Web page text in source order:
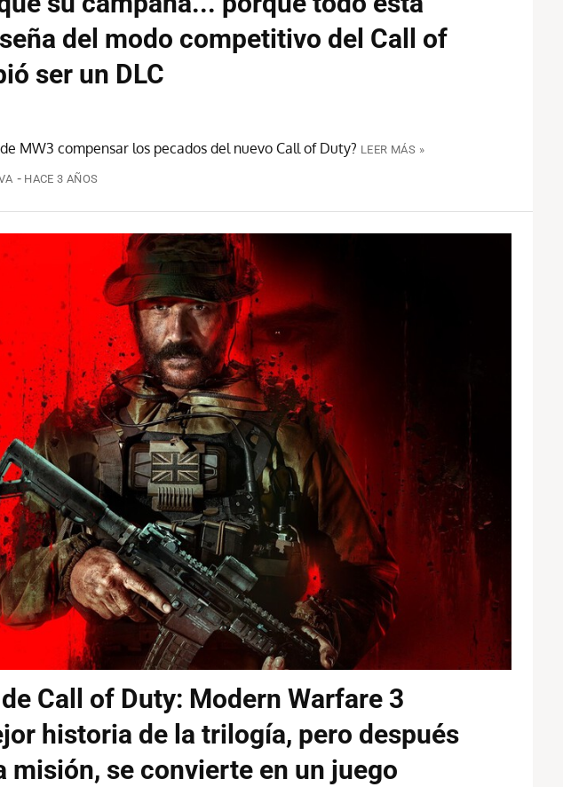
del modo competitivo del Call of
ser un DLC
MW3 compensar los pecados del nuevo Call of Duty? LEER MÁS »
HACE 3 AÑOS
Call of Duty: Modern Warfare 3
historia de la trilogía, pero después
misión, se convierte en un juego